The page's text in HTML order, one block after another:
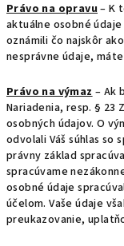
Právo na opravu– K
aktuálne osobné
oznámili čo najskôr
nesprávne údaje,
Právo na výmaz– Ak
Nariadenia, resp. § 23
osobných údajov. O
odvolali Váš súhlas so
právny základ
spracúvame
osobné údaje
účelom. Vaše údaje
preukazovanie,